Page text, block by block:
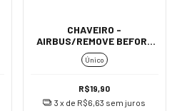
CHAVEIRO -
AIRBUS/REMOVE BEFORE
FLIGHT (MOSQUETÃO)
Único
R$19,90
3 x de R$6,63 sem juros